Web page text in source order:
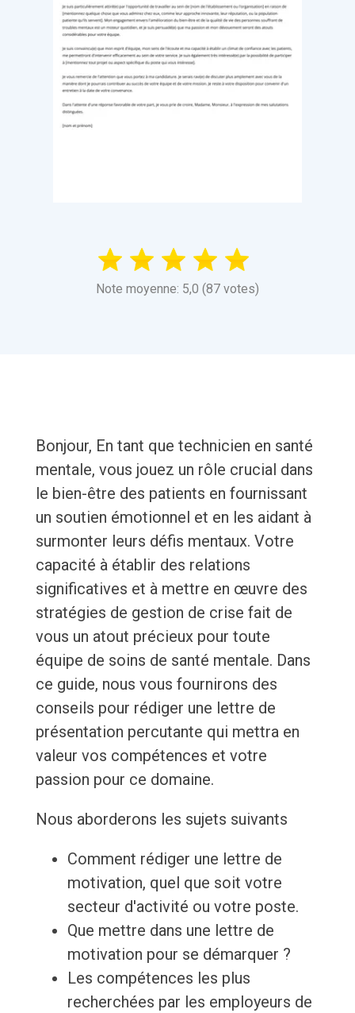
Note moyenne: 5,0 (87 votes)
Bonjour, En tant que technicien en santé
mentale, vous jouez un rôle crucial dans
le bien-être des patients en fournissant
un soutien émotionnel et en les aidant à
surmonter leurs défis mentaux. Votre
capacité à établir des relations
significatives et à mettre en œuvre des
stratégies de gestion de crise fait de
vous un atout précieux pour toute
équipe de soins de santé mentale. Dans
ce guide, nous vous fournirons des
conseils pour rédiger une lettre de
présentation percutante qui mettra en
valeur vos compétences et votre
passion pour ce domaine.
Nous aborderons les sujets suivants
Comment rédiger une lettre de
motivation, quel que soit votre
secteur d'activité ou votre poste.
Que mettre dans une lettre de
motivation pour se démarquer ?
Les compétences les plus
recherchées par les employeurs de